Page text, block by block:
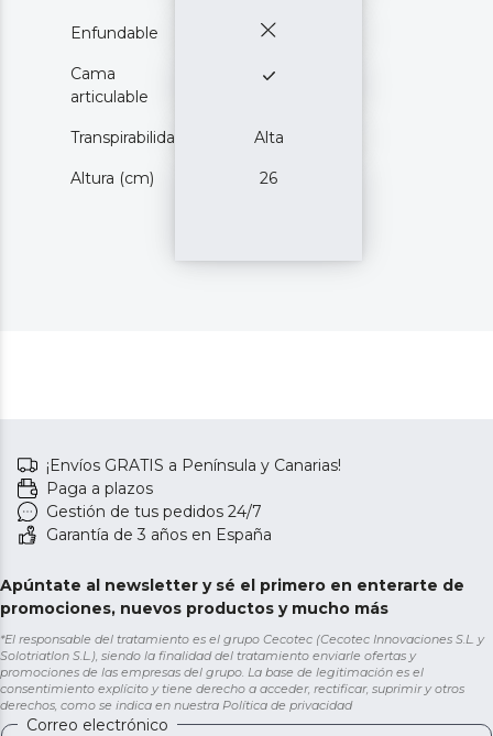
Enfundable
Cama
articulable
Transpirabilidad Alta
Altura (cm) 26
¡Envíos GRATIS a Península y Canarias!
Paga a plazos
Gestión de tus pedidos 24/7
Garantía de 3 años en España
Apúntate al newsletter y sé el primero en enterarte de
promociones, nuevos productos y mucho más
*El responsable del tratamiento es el grupo Cecotec (Cecotec Innovaciones S.L. y
Solotriatlon S.L.), siendo la finalidad del tratamiento enviarle ofertas y
promociones de las empresas del grupo. La base de legitimación es el
consentimiento explícito y tiene derecho a acceder, rectificar, suprimir y otros
derechos, como se indica en nuestra Política de privacidad
Correo electrónico